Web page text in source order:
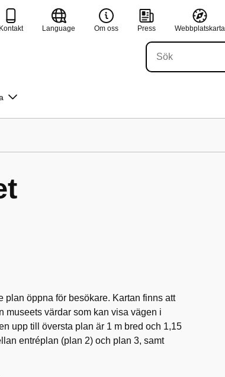
Kontakt Language Om oss Press Webbplatskarta
plan öppna för besökare. Kartan finns att
museets värdar som kan visa vägen i
upp till översta plan är 1 m bred och 1,15
entréplan (plan 2) och plan 3, samt